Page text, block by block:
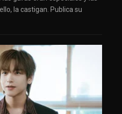
la castigan. Publica su